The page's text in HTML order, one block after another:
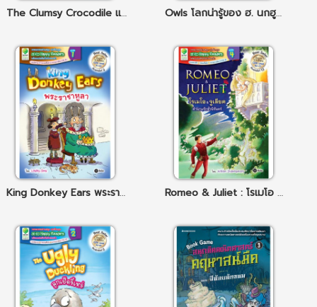
The Clumsy Crocodile แคสซี จระเข้สาวจอมซุ่มซ่าม Owls โลกน่ารู้ของ ฮ. นกฮูกตาโต
King Donkey Ears พระราชาหูลา Romeo & Juliet : โรเมโอ & จูเลียต ตำนานรักชั่วนิรันดร์